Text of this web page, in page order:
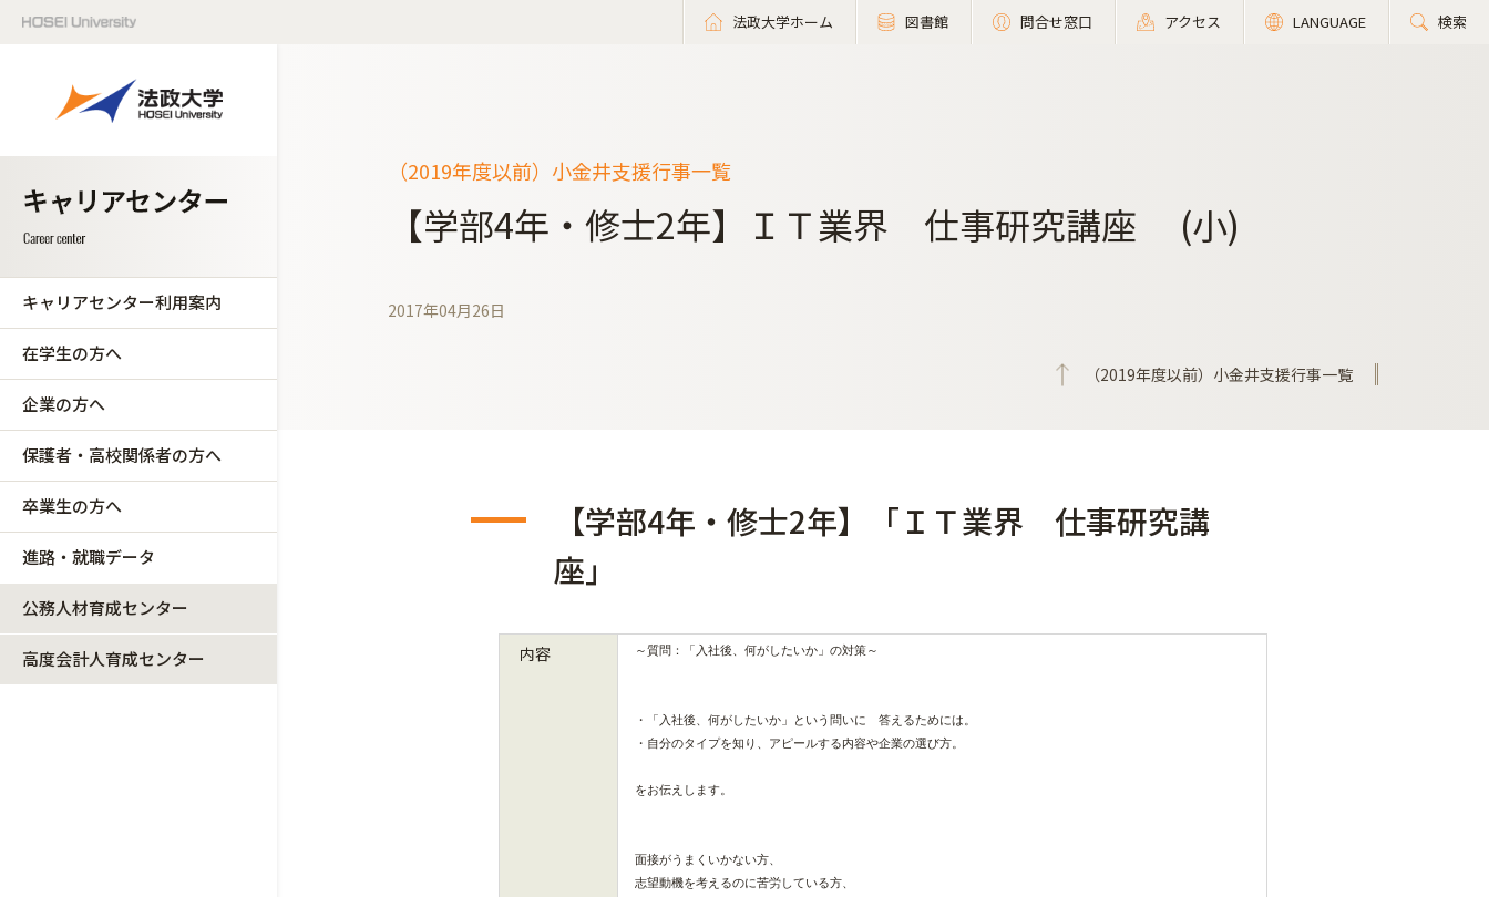
法政大学ホーム 図書館 問合せ窓口 アクセス LANGUAGE 検索
キャリアセンター利用案内
在学生の方へ
企業の方へ
保護者・高校関係者の方へ
卒業生の方へ
進路・就職データ
公務人材育成センター
高度会計人育成センター
（2019年度以前）小金井支援行事一覧
【学部4年・修士2年】ＩＴ業界 仕事研究講座 (小)
2017年04月26日
（2019年度以前）小金井支援行事一覧
【学部4年・修士2年】「ＩＴ業界 仕事研究講
座」
内容 ～質問：「入社後、何がしたいか」の対策～
・「入社後、何がしたいか」という問いに　答えるためには。
・自分のタイプを知り、アピールする内容や企業の選び方。
をお伝えします。
面接がうまくいかない方、
志望動機を考えるのに苦労している方、